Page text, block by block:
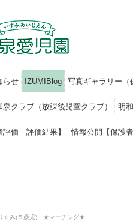
らせ IZUMIBlog 写真ギャラリー（
泉クラブ（放課後児童クラブ） 明
評価 評価結果】 情報公開【保護
ぐみ(５歳児) ★マーチング★